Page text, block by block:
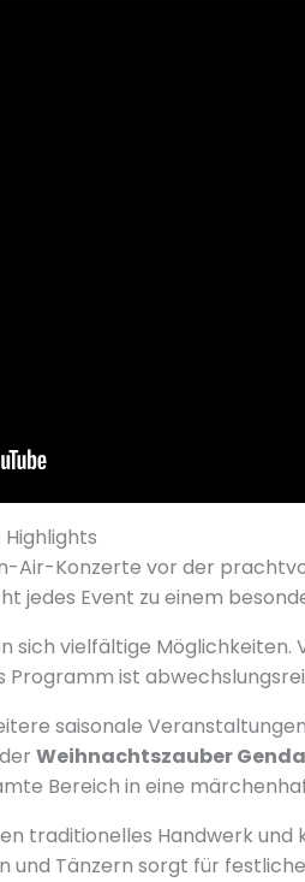
Air-Konzerte vor der
jedes Event zu einem
sich vielfältige Möglichkeiten.
ist
saisonale Veranstaltungen
Weihnachtszauber
Bereich in eine
traditionelles Handwerk und
und Tänzern sorgt für